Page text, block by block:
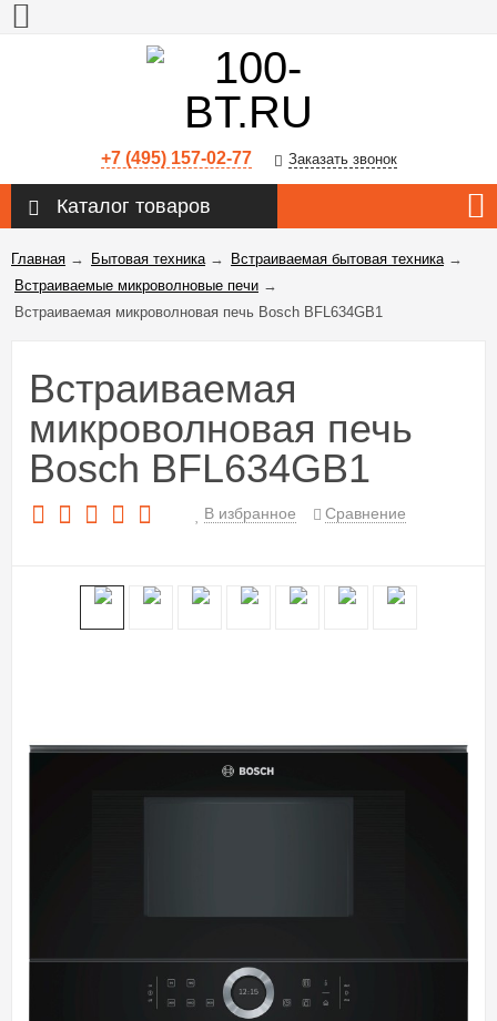
+7 (495) 157-02-77 Заказать звонок
Каталог товаров
Главная → Бытовая техника→ Встраиваемая бытовая техника→
Встраиваемые микроволновые печи →
Встраиваемая микроволновая печь Bosch BFL634GB1
Встраиваемая
микроволновая печь
Bosch BFL634GB1
В избранное Сравнение